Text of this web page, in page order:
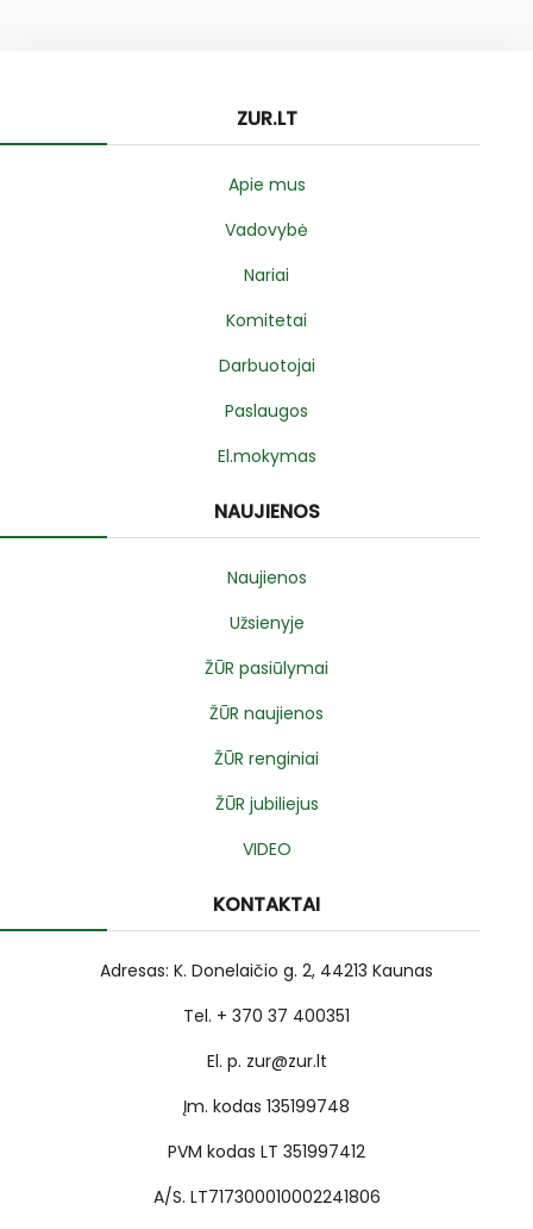
ZUR.LT
Apie mus
Vadovybė
Nariai
Komitetai
Darbuotojai
Paslaugos
El.mokymas
NAUJIENOS
Naujienos
Užsienyje
ŽŪR pasiūlymai
ŽŪR naujienos
ŽŪR renginiai
ŽŪR jubiliejus
VIDEO
KONTAKTAI
Adresas: K. Donelaičio g. 2, 44213 Kaunas
Tel. + 370 37 400351
El. p. zur@zur.lt
Įm. kodas 135199748
PVM kodas LT 351997412
A/S. LT717300010002241806